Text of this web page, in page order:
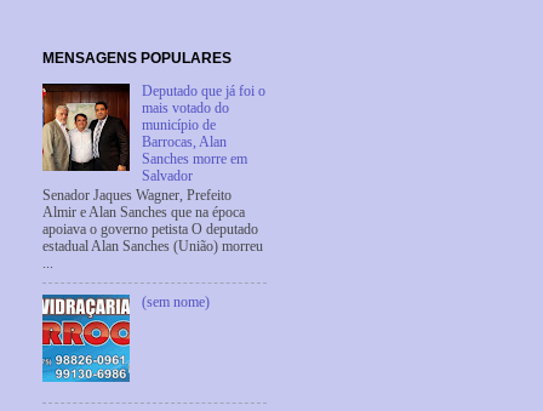
MENSAGENS POPULARES
Deputado que já foi o
mais votado do
município de
Barrocas, Alan
Sanches morre em
Salvador
Senador Jaques Wagner, Prefeito
Almir e Alan Sanches que na época
apoiava o governo petista O deputado
estadual Alan Sanches (União) morreu
...
(sem nome)